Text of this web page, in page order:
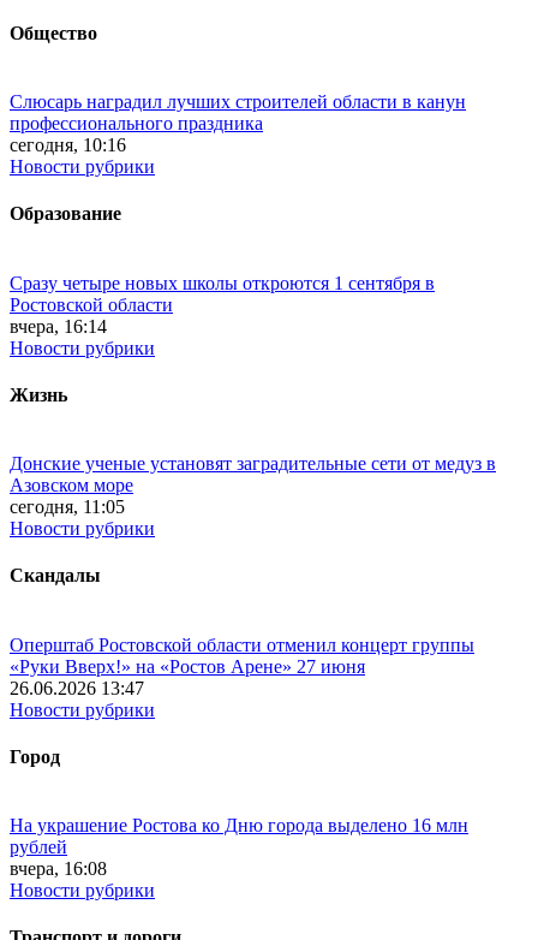
Общество
Слюсарь наградил лучших строителей области в канун
профессионального праздника
сегодня, 10:16
Новости рубрики
Образование
Сразу четыре новых школы откроются 1 сентября в
Ростовской области
вчера, 16:14
Новости рубрики
Жизнь
Донские ученые установят заградительные сети от медуз в
Азовском море
сегодня, 11:05
Новости рубрики
Скандалы
Оперштаб Ростовской области отменил концерт группы
«Руки Вверх!» на «Ростов Арене» 27 июня
26.06.2026 13:47
Новости рубрики
Город
На украшение Ростова ко Дню города выделено 16 млн
рублей
вчера, 16:08
Новости рубрики